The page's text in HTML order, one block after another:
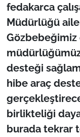
fedakarca
Müdürlüğü
desteği
hibe araç
birlikteliği
burada tekrar